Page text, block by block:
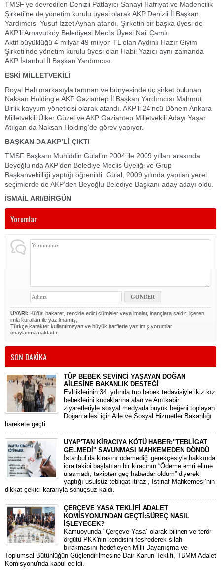
TMSF’ye devredilen Denizli Patlayıcı Sanayi Hafriyat ve Madencilik
Şirketi’ne de yönetim kurulu üyesi olarak AKP Denizli İl Başkan
Yardımcısı Yusuf İzzet Ayhan atandı. Şirketin bir başka üyesi de
AKP’li Arnavutköy Belediyesi Meclis Üyesi Nail Çamlı.
Aktif büyüklüğü 4 milyar 49 milyon TL olan Aydınlı Hazır Giyim
Şirketi’nde yönetim kurulu üyesi olan Habil Yazıcı aynı zamanda
AKP İstanbul İl Başkan Yardımcısı.
ESKİ MİLLETVEKİLİ
Royal Halı markasıyla tanınan ve bünyesinde üç şirket bulunan
Naksan Holding’e AKP Gaziantep İl Başkan Yardımcısı Mahmut
Birlik kayyum yöneticisi olarak atandı. AKP’li 24’ncü Dönem Ankara
Milletvekili Ülker Güzel ve AKP Gaziantep Milletvekili Adayı Yaşar
Atılgan da Naksan Holding’de görev yapıyor.
BAŞKAN DA AKP’Lİ ÇIKTI
TMSF Başkanı Muhiddin Gülal’ın 2004 ile 2009 yılları arasında
Beyoğlu’nda AKP’den Belediye Meclis Üyeliği ve Grup
Başkanvekilliği yaptığı öğrenildi. Gülal, 2009 yılında yapılan yerel
seçimlerde de AKP’den Beyoğlu Belediye Başkanı aday adayı oldu.
İSMAİL ARI/BİRGÜN
Yorumlar
UYARI: Küfür, hakaret, rencide edici cümleler veya imalar, inançlara saldırı içeren,
imla kuralları ile yazılmamış,
Türkçe karakter kullanılmayan ve büyük harflerle yazılmış yorumlar
onaylanmamaktadır.
SON DAKİKA
TÜP BEBEK SEVİNCİ YAŞAYAN DOĞAN
AİLESİNE BAKANLIK DESTEĞİ
​Evliliklerinin 34. yılında tüp bebek tedavisiyle ikiz kız
bebeklerini kucaklarına alan ve Anıtkabir
ziyaretleriyle sosyal medyada büyük beğeni toplayan
Doğan ailesi için Aile ve Sosyal Hizmetler Bakanlığı
harekete geçti.
UYAP'TAN KİRACIYA KÖTÜ HABER:''TEBLİGAT
GELMEDİ'' SAVUNMASI MAHKEMEDEN DÖNDÜ
​İstanbul’da kirasını ödemediği gerekçesiyle hakkında
icra takibi başlatılan bir kiracının “Ödeme emri elime
ulaşmadı, takipten geç haberdar oldum” diyerek
yaptığı usulsüz tebligat itirazı, İstinaf Mahkemesi’nin
dikkat çekici kararıyla sonuçsuz kaldı.
ÇERÇEVE YASA TEKLİFİ ADALET
KOMİSYONU'NDAN GEÇTİ:SÜREÇ NASIL
İŞLEYECEK?
​Kamuoyunda "Çerçeve Yasa" olarak bilinen ve terör
örgütü PKK'nin kendisini feshederek silah
bırakmasını hedefleyen Milli Dayanışma ve
Toplumsal Bütünlüğün Güçlendirilmesine Dair Kanun Teklifi, TBMM Adalet
Komisyonu'nda kabul edildi.